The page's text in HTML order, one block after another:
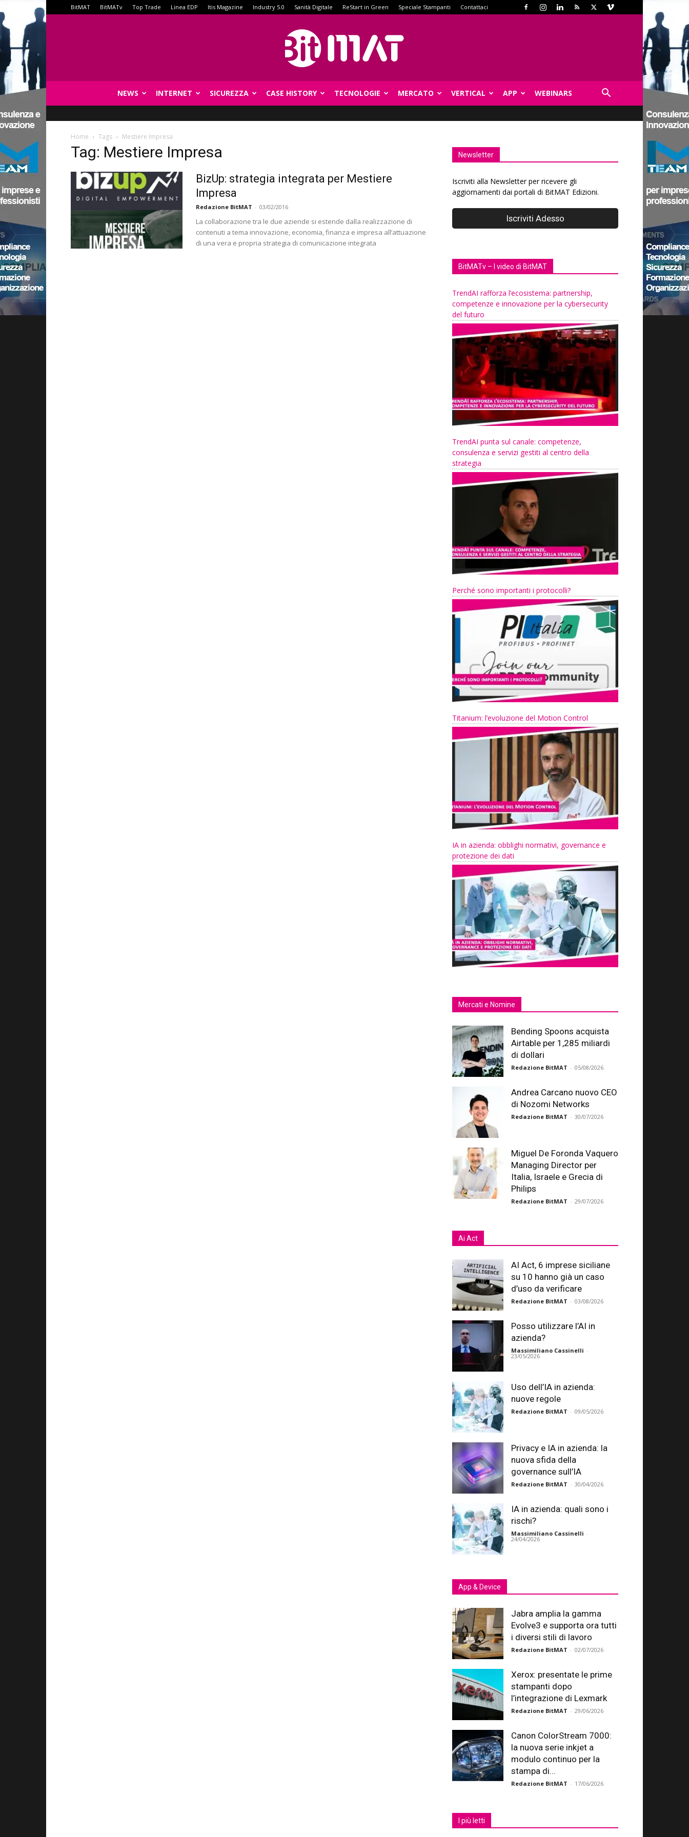
BitMAT BitMATv Top Trade Linea EDP Itis Magazine Industry 5.0 Sanità Digitale ReStart in Green Speciale Stampanti Contattaci
NEWS INTERNET SICUREZZA CASE HISTORY TECNOLOGIE MERCATO VERTICAL APP WEBINARS
Home Tags Mestiere Impresa
Tag: Mestiere Impresa
BizUp: strategia integrata per Mestiere
Impresa
Redazione BitMAT - 03/02/2016
La collaborazione tra le due aziende si estende dalla realizzazione di
contenuti a tema innovazione, economia, finanza e impresa all’attuazione
di una vera e propria strategia di comunicazione integrata
Newsletter
Iscriviti alla Newsletter per ricevere gli
aggiornamenti dai portali di BitMAT Edizioni.
BitMATv – I video di BitMAT
TrendAI rafforza l’ecosistema: partnership,
competenze e innovazione per la cybersecurity
del futuro
TrendAI punta sul canale: competenze,
consulenza e servizi gestiti al centro della
strategia
Perché sono importanti i protocolli?
Titanium: l’evoluzione del Motion Control
IA in azienda: obblighi normativi, governance e
protezione dei dati
Mercati e Nomine
Bending Spoons acquista
Airtable per 1,285 miliardi
di dollari
Redazione BitMAT - 05/08/2026
Andrea Carcano nuovo CEO
di Nozomi Networks
Redazione BitMAT - 30/07/2026
Miguel De Foronda Vaquero
Managing Director per
Italia, Israele e Grecia di
Philips
Redazione BitMAT - 29/07/2026
Ai Act
AI Act, 6 imprese siciliane
su 10 hanno già un caso
d’uso da verificare
Redazione BitMAT - 03/08/2026
Posso utilizzare l’AI in
azienda?
Massimiliano Cassinelli -
23/05/2026
Uso dell’IA in azienda:
nuove regole
Redazione BitMAT - 09/05/2026
Privacy e IA in azienda: la
nuova sfida della
governance sull’IA
Redazione BitMAT - 30/04/2026
IA in azienda: quali sono i
rischi?
Massimiliano Cassinelli -
24/04/2026
App & Device
Jabra amplia la gamma
Evolve3 e supporta ora tutti
i diversi stili di lavoro
Redazione BitMAT - 02/07/2026
Xerox: presentate le prime
stampanti dopo
l’integrazione di Lexmark
Redazione BitMAT - 29/06/2026
Canon ColorStream 7000:
la nuova serie inkjet a
modulo continuo per la
stampa di...
Redazione BitMAT - 17/06/2026
I più letti